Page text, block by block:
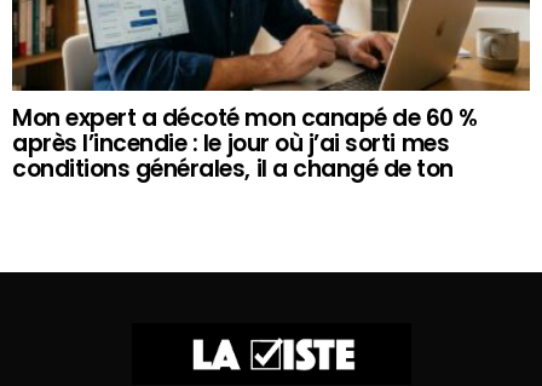
Mon expert a décoté mon canapé de 60 %
après l’incendie : le jour où j’ai sorti mes
conditions générales, il a changé de ton